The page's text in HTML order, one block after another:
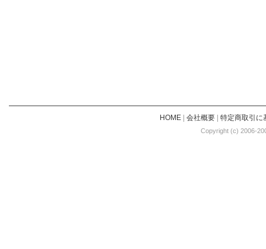
HOME| 会社概要| 特定商取引に
Copyright (c) 2006-